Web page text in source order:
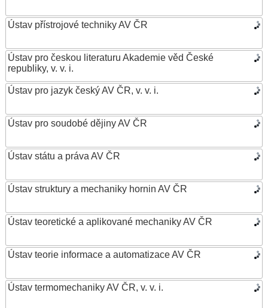
Ústav přístrojové techniky AV ČR
Ústav pro českou literaturu Akademie věd České
republiky, v. v. i.
Ústav pro jazyk český AV ČR, v. v. i.
Ústav pro soudobé dějiny AV ČR
Ústav státu a práva AV ČR
Ústav struktury a mechaniky hornin AV ČR
Ústav teoretické a aplikované mechaniky AV ČR
Ústav teorie informace a automatizace AV ČR
Ústav termomechaniky AV ČR, v. v. i.